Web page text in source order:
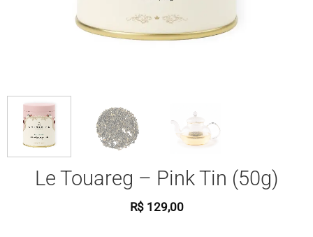
Le Touareg – Pink Tin (50g)
R$129,00